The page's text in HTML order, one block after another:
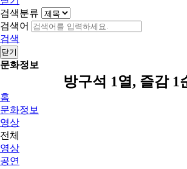
검색분류
검색어
검색
닫기
문화정보
방구석 1열, 즐감 1
홈
문화정보
영상
전체
영상
공연